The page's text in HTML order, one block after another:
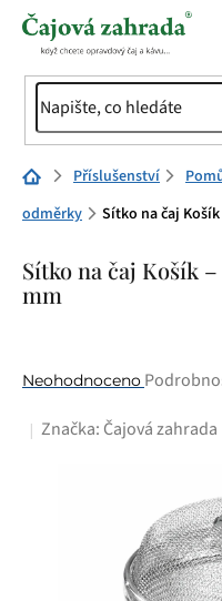
Přejít
Domů Příslušenství
odměrky
Sítko na čaj
Sítko na čaj Košík
mm
Průměrné
produktu
Neohodnoceno
Značka: Čajová zahrada